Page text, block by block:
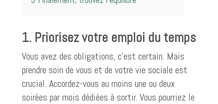
1. Priorisez votre emploi du temps
Vous avez des obligations, c’est certain. Mais
prendre soin de vous et de votre vie sociale est
crucial. Accordez-vous au moins une ou deux
soirées par mois dédiées à sortir. Vous pourriez le